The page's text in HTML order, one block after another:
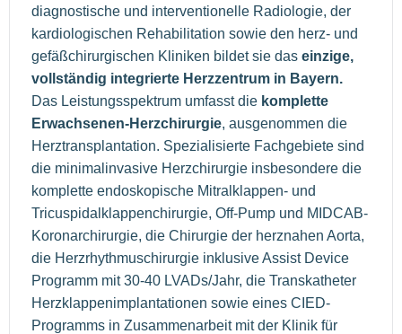
diagnostische und interventionelle Radiologie, der
kardiologischen Rehabilitation sowie den herz- und
gefäßchirurgischen Kliniken bildet sie das einzige,
vollständig integrierte Herzzentrum in Bayern.
Das Leistungsspektrum umfasst die komplette
Erwachsenen-Herzchirurgie, ausgenommen die
Herztransplantation. Spezialisierte Fachgebiete sind
die minimalinvasive Herzchirurgie insbesondere die
komplette endoskopische Mitralklappen- und
Tricuspidalklappenchirurgie, Off-Pump und MIDCAB-
Koronarchirurgie, die Chirurgie der herznahen Aorta,
die Herzrhythmuschirurgie inklusive Assist Device
Programm mit 30-40 LVADs/Jahr, die Transkatheter
Herzklappenimplantationen sowie eines CIED-
Programms in Zusammenarbeit mit der Klinik für